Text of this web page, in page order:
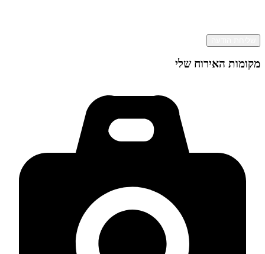
מקומות האירוח שלי